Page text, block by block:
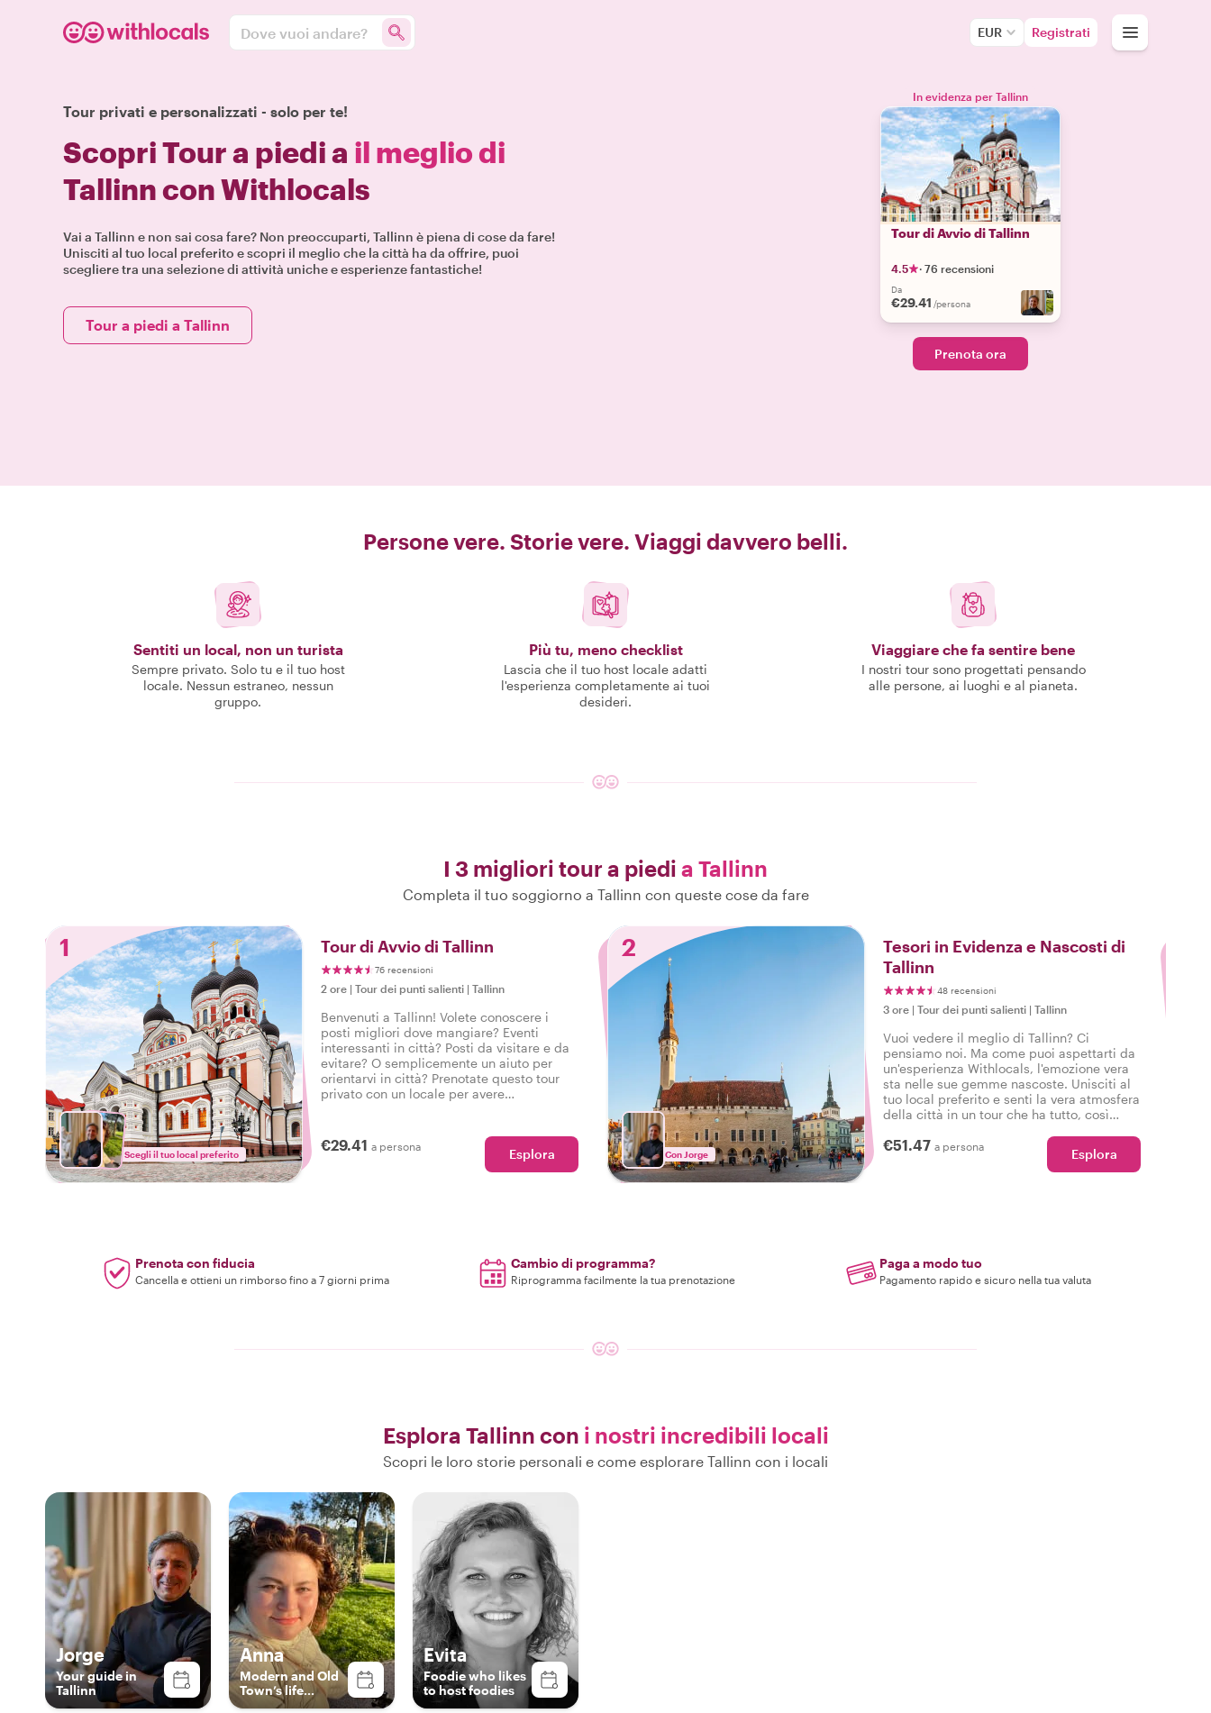
Dove vuoi andare? EUR Registrati
Tour privati e personalizzati - solo per te!
Scopri Tour a piedi a il meglio di
Tallinn con Withlocals
Vai a Tallinn e non sai cosa fare? Non preoccuparti, Tallinn è piena di cose da fare!
Unisciti al tuo local preferito e scopri il meglio che la città ha da offrire, puoi
scegliere tra una selezione di attività uniche e esperienze fantastiche!
Tour a piedi a Tallinn
In evidenza per Tallinn
Tour di Avvio di Tallinn
4.5 · 76 recensioni
Da
€29.41 /persona
Prenota ora
Persone vere. Storie vere. Viaggi davvero belli.
Sentiti un local, non un turista
Sempre privato. Solo tu e il tuo host
locale. Nessun estraneo, nessun
gruppo.
Più tu, meno checklist
Lascia che il tuo host locale adatti
l'esperienza completamente ai tuoi
desideri.
Viaggiare che fa sentire bene
I nostri tour sono progettati pensando
alle persone, ai luoghi e al pianeta.
I 3 migliori tour a piedi a Tallinn
Completa il tuo soggiorno a Tallinn con queste cose da fare
1
Scegli il tuo local preferito
Tour di Avvio di Tallinn
76 recensioni
2 ore | Tour dei punti salienti | Tallinn
Benvenuti a Tallinn! Volete conoscere i
posti migliori dove mangiare? Eventi
interessanti in città? Posti da visitare e da
evitare? O semplicemente un aiuto per
orientarvi in città? Prenotate questo tour
privato con un locale per avere
€29.41 a persona Esplora
2
Con Jorge
Tesori in Evidenza e Nascosti di
Tallinn
48 recensioni
3 ore | Tour dei punti salienti | Tallinn
Vuoi vedere il meglio di Tallinn? Ci
pensiamo noi. Ma come puoi aspettarti da
un'esperienza Withlocals, l'emozione vera
sta nelle sue gemme nascoste. Unisciti al
tuo local preferito e senti la vera atmosfera
della città in un tour che ha tutto, così
€51.47 a persona Esplora
Prenota con fiducia
Cancella e ottieni un rimborso fino a 7 giorni prima
Cambio di programma?
Riprogramma facilmente la tua prenotazione
Paga a modo tuo
Pagamento rapido e sicuro nella tua valuta
Esplora Tallinn con i nostri incredibili locali
Scopri le loro storie personali e come esplorare Tallinn con i locali
Jorge
Your guide in
Tallinn
Anna
Modern and Old
Town’s life
specialist
Evita
Foodie who likes
to host foodies